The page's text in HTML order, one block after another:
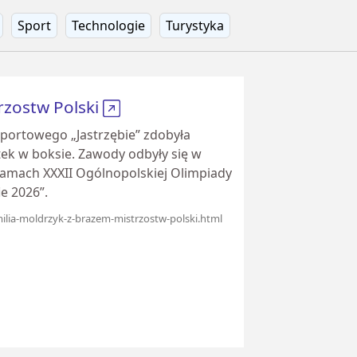
Sport Technologie Turystyka
Polski
„Jastrzębie” zdobyła
w boksie. Zawody odbyły się w
XXXII Ogólnopolskiej Olimpiady
2026”.
moldrzyk-z-brazem-mistrzostw-polski.html